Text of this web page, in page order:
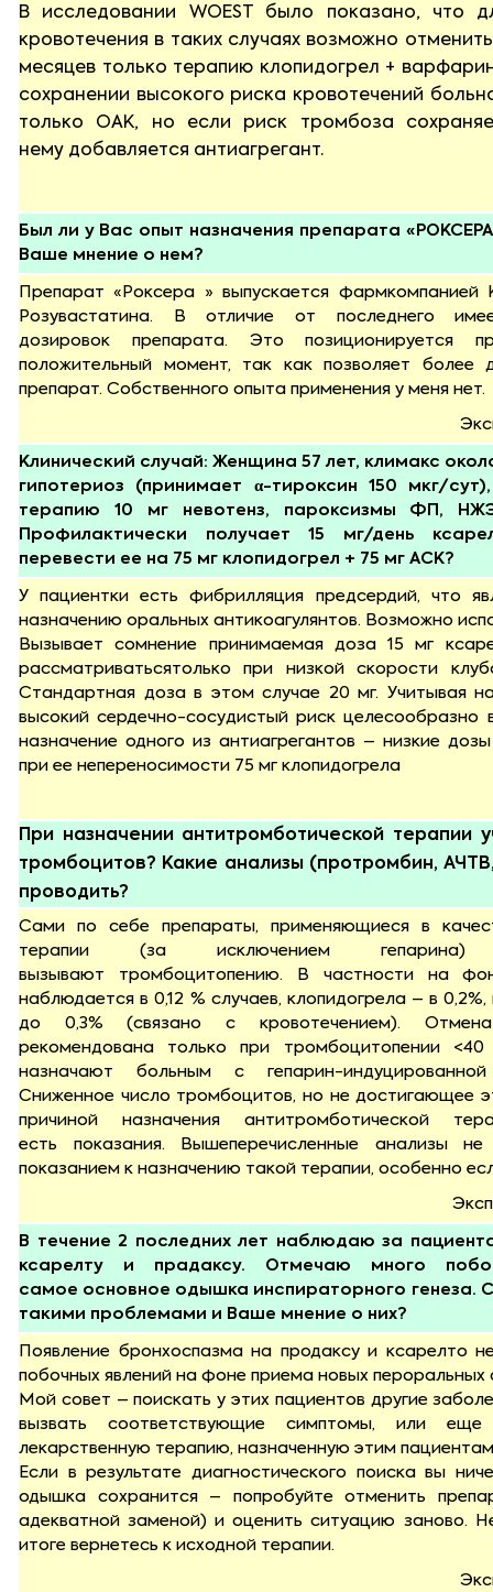
В исследовании WOEST было показано, что
кровотечения в таких случаях возможно
месяцев только терапию клопидогрел +
сохранении высокого риска кровотечений
только ОАК, но если риск тромбоза
нему добавляется антиагрегант.
Был ли у Вас опыт назначения препарата
Ваше мнение о нем?
Препарат «Роксера » выпускается
Розувастатина. В отличие от последнего
дозировок препарата. Это позиционируется
положительный момент, так как позволяет более
препарат. Собственного опыта применения у меня нет.
Клинический случай: Женщина 57 лет, климакс
гипотериоз (принимает α-тироксин 150 мкг/
терапию 10 мг невотенз, пароксизмы ФП,
Профилактически получает 15 мг/день
перевести ее на 75 мг клопидогрел + 75 мг АСК?
У пациентки есть фибрилляция предсердий, что
назначению оральных антикоагулянтов. Возможно
Вызывает сомнение принимаемая доза 15 мг
рассматриватьсятолько при низкой скорости
Стандартная доза в этом случае 20 мг. Учитывая
высокий сердечно-сосудистый риск
назначение одного из антиагрегантов – низкие
при ее непереносимости 75 мг клопидогрела
При назначении антитромботической терапии
тромбоцитов? Какие анализы (протромбин,
проводить?
Сами по себе препараты, применяющиеся в
терапии (за исключением
вызывают тромбоцитопению. В частности на
наблюдается в 0,12 % случаев, клопидогрела – в
до 0,3% (связано с кровотечением).
рекомендована только при тромбоцитопении
назначают больным с гепарин-индуцированной
Сниженное число тромбоцитов, но не достигающее
причиной назначения антитромботической
есть показания. Вышеперечисленные анализы
показанием к назначению такой терапии, особенно
В течение 2 последних лет наблюдаю за
ксарелту и прадаксу. Отмечаю много
самое основное одышка инспираторного генеза.
такими проблемами и Ваше мнение о них?
Появление бронхоспазма на продаксу и ксарелто
побочных явлений на фоне приема новых пероральных
Мой совет – поискать у этих пациентов другие
вызвать соответствующие симптомы, или
лекарственную терапию, назначенную этим
Если в результате диагностического поиска вы
одышка сохранится – попробуйте отменить
адекватной заменой) и оценить ситуацию заново.
итоге вернетесь к исходной терапии.